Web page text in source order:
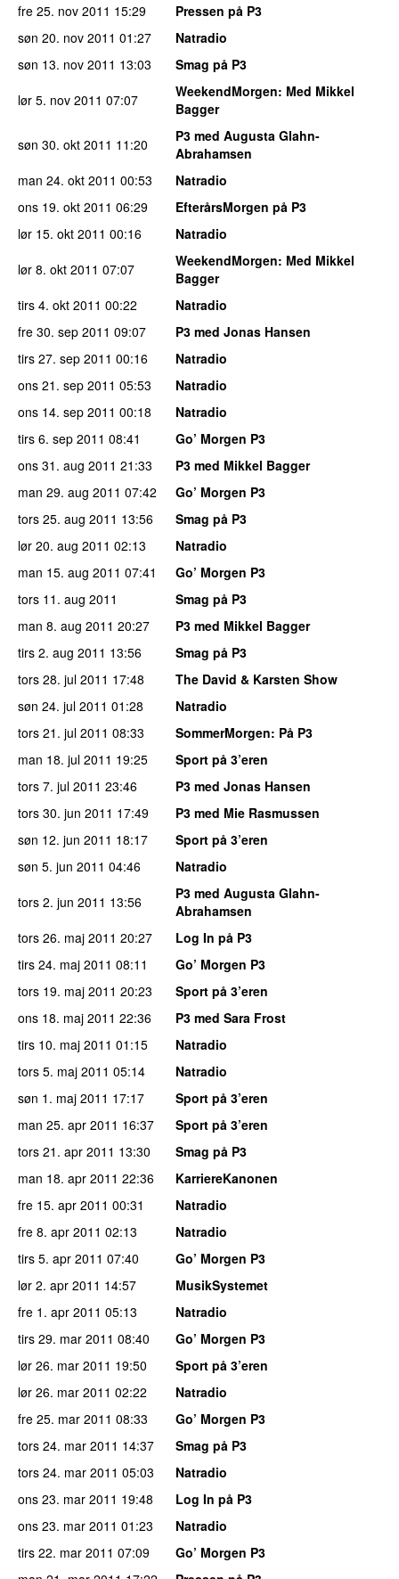
fre 25. nov 2011 15:29
Pressen på P3
søn 20. nov 2011 01:27
Natradio
søn 13. nov 2011 13:03
Smag på P3
lør 5. nov 2011 07:07 WeekendMorgen: Med Mikkel
Bagger
søn 30. okt 2011 11:20
P3 med Augusta Glahn-
Abrahamsen
man 24. okt 2011 00:53
Natradio
ons 19. okt 2011 06:29
EfterårsMorgen på P3
lør 15. okt 2011 00:16
Natradio
lør 8. okt 2011 07:07 WeekendMorgen: Med Mikkel
Bagger
tirs 4. okt 2011 00:22
Natradio
fre 30. sep 2011 09:07
P3 med Jonas Hansen
tirs 27. sep 2011 00:16
Natradio
ons 21. sep 2011 05:53
Natradio
ons 14. sep 2011 00:18
Natradio
tirs 6. sep 2011 08:41
Go’ Morgen P3
ons 31. aug 2011 21:33
P3 med Mikkel Bagger
man 29. aug 2011 07:42
Go’ Morgen P3
tors 25. aug 2011 13:56
Smag på P3
lør 20. aug 2011 02:13
Natradio
man 15. aug 2011 07:41
Go’ Morgen P3
tors 11. aug 2011
Smag på P3
man 8. aug 2011 20:27
P3 med Mikkel Bagger
tirs 2. aug 2011 13:56
Smag på P3
tors 28. jul 2011 17:48
The David & Karsten Show
søn 24. jul 2011 01:28
Natradio
tors 21. jul 2011 08:33 SommerMorgen: På P3
man 18. jul 2011 19:25
Sport på 3’eren
tors 7. jul 2011 23:46
P3 med Jonas Hansen
tors 30. jun 2011 17:49
P3 med Mie Rasmussen
søn 12. jun 2011 18:17
Sport på 3’eren
søn 5. jun 2011 04:46
Natradio
tors 2. jun 2011 13:56
P3 med Augusta Glahn-
Abrahamsen
tors 26. maj 2011 20:27
Log In på P3
tirs 24. maj 2011 08:11
Go’ Morgen P3
tors 19. maj 2011 20:23
Sport på 3’eren
ons 18. maj 2011 22:36
P3 med Sara Frost
tirs 10. maj 2011 01:15
Natradio
tors 5. maj 2011 05:14
Natradio
søn 1. maj 2011 17:17
Sport på 3’eren
man 25. apr 2011 16:37
Sport på 3’eren
tors 21. apr 2011 13:30
Smag på P3
man 18. apr 2011 22:36
KarriereKanonen
fre 15. apr 2011 00:31
Natradio
fre 8. apr 2011 02:13
Natradio
tirs 5. apr 2011 07:40
Go’ Morgen P3
lør 2. apr 2011 14:57
MusikSystemet
fre 1. apr 2011 05:13
Natradio
tirs 29. mar 2011 08:40
Go’ Morgen P3
lør 26. mar 2011 19:50
Sport på 3’eren
lør 26. mar 2011 02:22
Natradio
fre 25. mar 2011 08:33
Go’ Morgen P3
tors 24. mar 2011 14:37
Smag på P3
tors 24. mar 2011 05:03
Natradio
ons 23. mar 2011 19:48
Log In på P3
ons 23. mar 2011 01:23
Natradio
tirs 22. mar 2011 07:09
Go’ Morgen P3